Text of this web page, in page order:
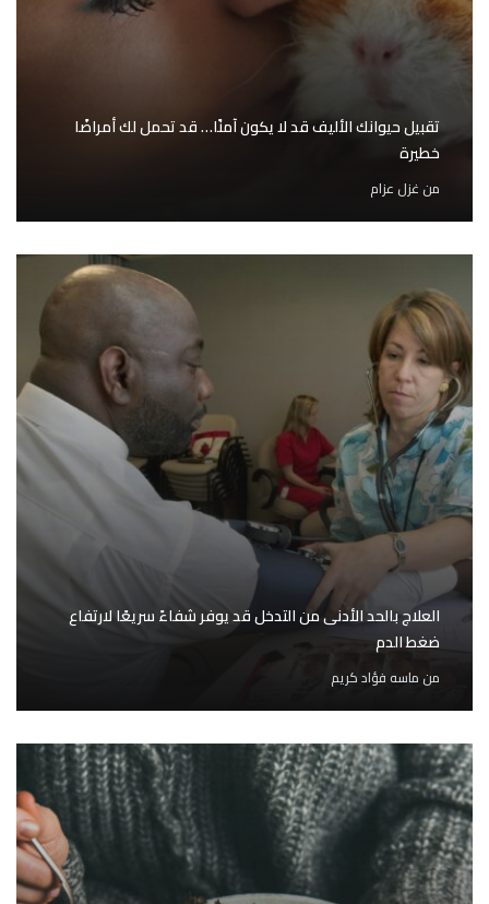
تقبيل حيوانك الأليف قد لا يكون آمنًا… قد تحمل لك أمراضًا
خطيرة
من غزل عزام
العلاج بالحد الأدنى من التدخل قد يوفر شفاءً سريعًا لارتفاع
ضغط الدم
من ماسه فؤاد كريم